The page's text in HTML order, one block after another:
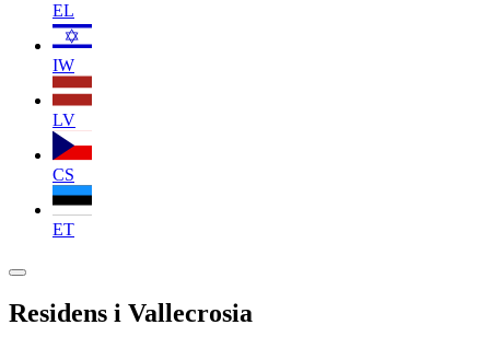
EL
IW
LV
CS
ET
Residens i Vallecrosia